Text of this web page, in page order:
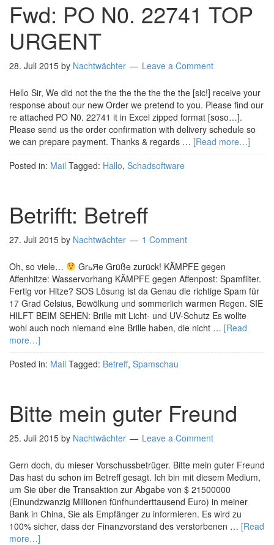
Fwd: PO N0. 22741 TOP
URGENT
28. Juli 2015 by Nachtwächter Leave a Comment
Hello Sir, We did not the the the the the the the [sic!] receive your
response about our new Order we pretend to you. Please find our
re attached PO N0. 22741 it in Excel zipped format [soso…].
Please send us the order confirmation with delivery schedule so
we can prepare payment. Thanks & regards … [Read more…]
Posted in: Mail Tagged: Hallo, Schadsoftware
Betrifft: Betreff
27. Juli 2015 by Nachtwächter 1 Comment
Oh, so viele…
GrьЯe Grüße zurück! KÄMPFE gegen
Affenhitze: Wasservorhang KÄMPFE gegen Affenpost: Spamfilter.
Fertig vor Hitze? SOS Lösung ist da Genau die richtige Spam für
17 Grad Celsius, Bewölkung und sommerlich warmen Regen. SIE
HILFT BEIM SEHEN: Brille mit Licht- und UV-Schutz Es wollte
wohl auch noch niemand eine Brille haben, die nicht … [Read
more…]
Posted in: Mail Tagged: Betreff, Spamschau
Bitte mein guter Freund
25. Juli 2015 by Nachtwächter Leave a Comment
Gern doch, du mieser Vorschussbetrüger. Bitte mein guter Freund
Das hast du schon im Betreff gesagt. Ich bin mit diesem Medium,
um Sie über die Transaktion zur Abgabe von $ 21500000
(Einundzwanzig Millionen fünfhunderttausend Euro) in meiner
Bank in China, Sie als Empfänger zu informieren. Es wird zu
100% sicher, dass der Finanzvorstand des verstorbenen … [Read
more…]